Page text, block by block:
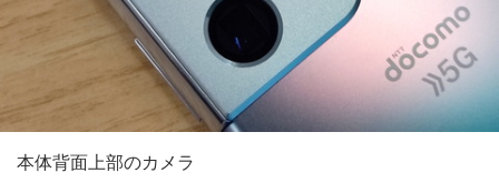
本体背面上部のカメラ